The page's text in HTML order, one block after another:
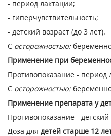
- период лактации;
- гиперчувствительность;
- детский возраст (до 3 лет).
C осторожностью:
Применение при
Противопоказание - период
C осторожностью:
Применение препарата у
Противопоказание - детский
Доза для детей старше 12